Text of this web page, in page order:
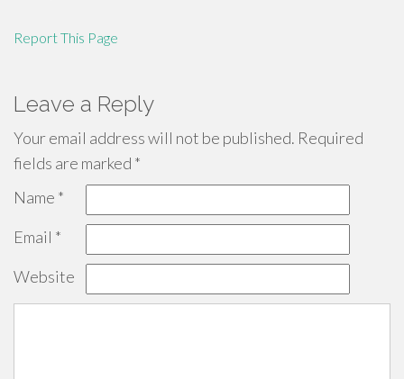
Report This Page
Leave a Reply
Your email address will not be published. Required
fields are marked *
Name *
Email *
Website